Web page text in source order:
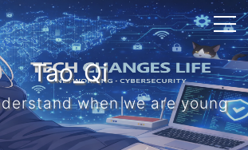
Tao_Qi
when we are young